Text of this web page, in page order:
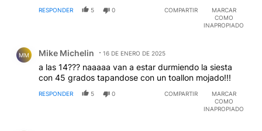
RESPONDER 5 0 COMPARTIR
MARCAR
COMO
INAPROPIADO
MM Mike Michelin 16 DE ENERO DE 2025
a las 14??? naaaaa van a estar durmiendo la siesta
con 45 grados tapandose con un toallon mojado!!!
RESPONDER 5 0 COMPARTIR
MARCAR
COMO
INAPROPIADO